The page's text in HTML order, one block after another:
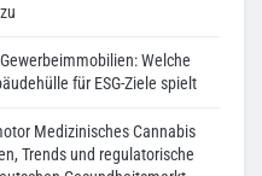
Welche
für ESG-Ziele spielt
Medizinisches Cannabis
Trends und regulatorische